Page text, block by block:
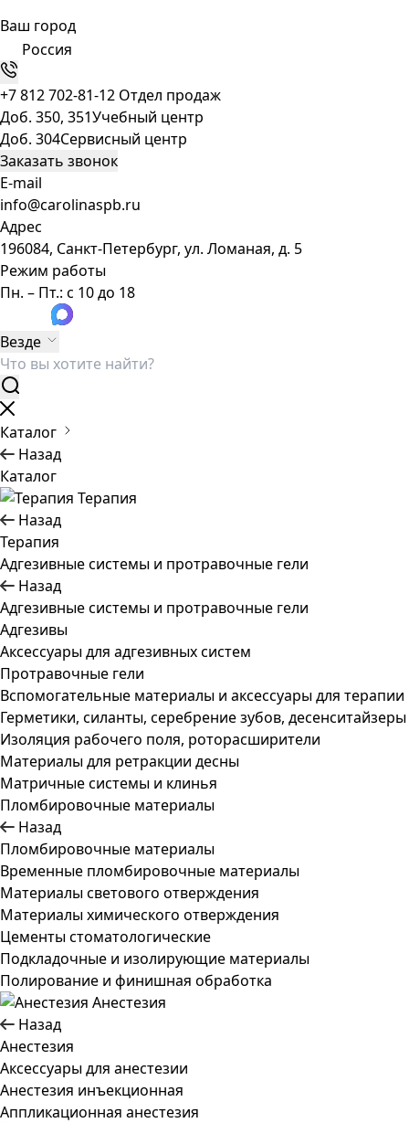
Ваш город
Россия
+7 812 702-81-12 Отдел продаж
Доб. 350, 351Учебный центр
Доб. 304Сервисный центр
Заказать звонок
E-mail
info@carolinaspb.ru
Адрес
196084, Санкт-Петербург, ул. Ломаная, д. 5
Режим работы
Пн. – Пт.: с 10 до 18
Везде
Каталог
Назад
Каталог
Терапия
Назад
Терапия
Адгезивные системы и протравочные гели
Назад
Адгезивные системы и протравочные гели
Адгезивы
Аксессуары для адгезивных систем
Протравочные гели
Вспомогательные материалы и аксессуары для терапии
Герметики, силанты, серебрение зубов, десенситайзеры
Изоляция рабочего поля, роторасширители
Материалы для ретракции десны
Матричные системы и клинья
Пломбировочные материалы
Назад
Пломбировочные материалы
Временные пломбировочные материалы
Материалы светового отверждения
Материалы химического отверждения
Цементы стоматологические
Подкладочные и изолирующие материалы
Полирование и финишная обработка
Анестезия
Назад
Анестезия
Аксессуары для анестезии
Анестезия инъекционная
Аппликационная анестезия